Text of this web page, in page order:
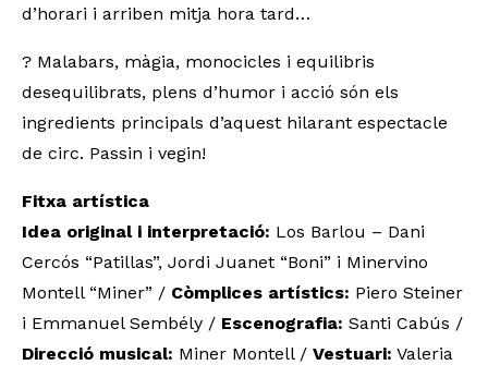
d’horari i arriben mitja hora tard…
? Malabars, màgia, monocicles i equilibris
desequilibrats, plens d’humor i acció són els
ingredients principals d’aquest hilarant espectacle
de circ. Passin i vegin!
Fitxa artística
Idea original i interpretació: Los Barlou – Dani
Cercós “Patillas”, Jordi Juanet “Boni” i Minervino
Montell “Miner” / Còmplices artístics: Piero Steiner
i Emmanuel Sembély / Escenografia: Santi Cabús /
Direcció musical: Miner Montell / Vestuari: Valeria